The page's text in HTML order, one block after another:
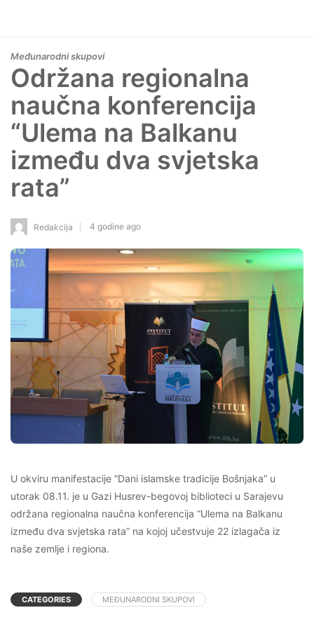
Međunarodni skupovi
Održana regionalna
naučna konferencija
“Ulema na Balkanu
između dva svjetska
rata”
Redakcija 4 godine ago
U okviru manifestacije “Dani islamske tradicije Bošnjaka” u
utorak 08.11. je u Gazi Husrev-begovoj biblioteci u Sarajevu
održana regionalna naučna konferencija “Ulema na Balkanu
između dva svjetska rata” na kojoj učestvuje 22 izlagača iz
naše zemlje i regiona.
CATEGORIES MEĐUNARODNI SKUPOVI